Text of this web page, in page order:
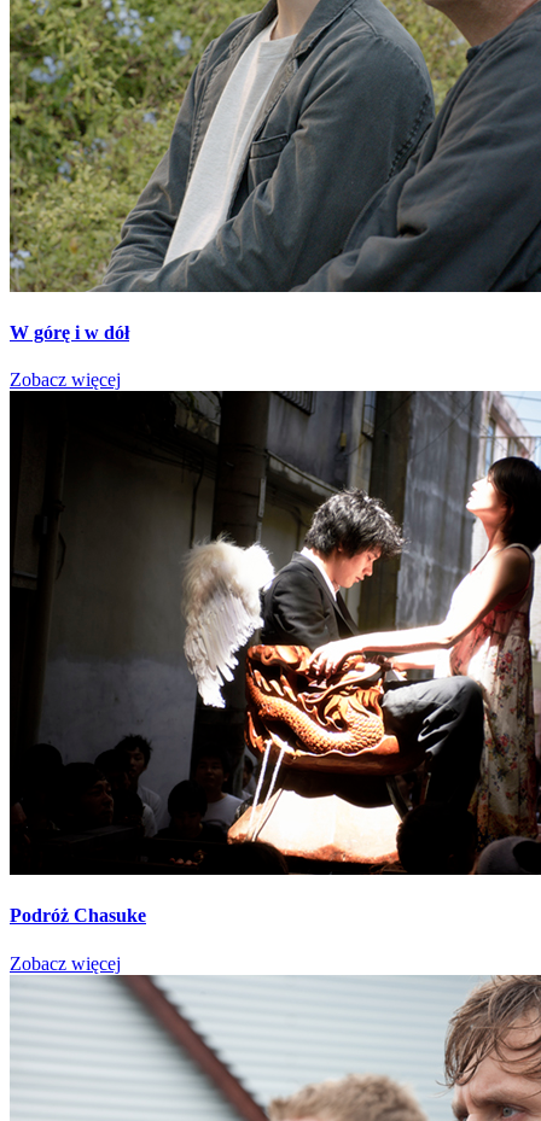
W górę i w dół
Zobacz więcej
Podróż Chasuke
Zobacz więcej